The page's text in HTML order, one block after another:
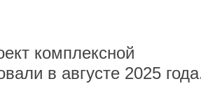
комплексной
в августе 2025